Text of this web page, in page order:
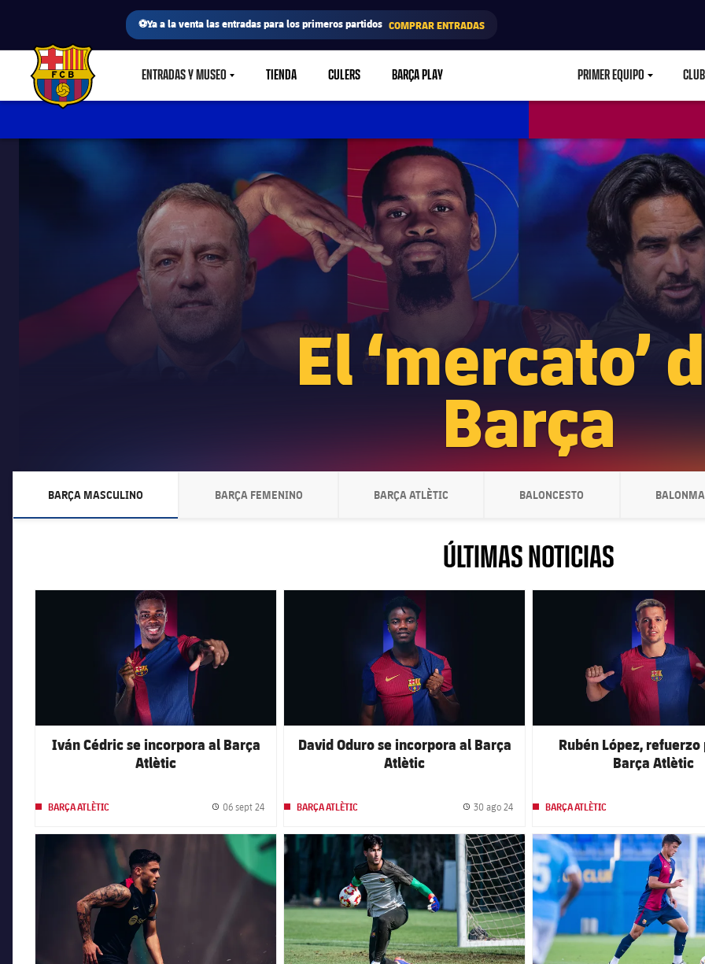
⚽Ya a la venta las entradas para los primeros partidos COMPRAR ENTRADAS
FC Barcelona club badge ENTRADAS Y MUSEOLABEL.SHARE.CARETDOWN
TIENDA CULERS BARÇA PLAY PRIMER EQUIPO CLUB
El ‘mercato’
Barça
BARÇA MASCULINO
LABEL.ARIA.CHEVRONRIGHT
BARÇA FEMENINO
LABEL.ARIA.CHEVRONRIGHT
BARÇA ATLÈTIC
LABEL.ARIA.CHEVRONRIGHT
BALONCESTO
LABEL.ARIA.CHEVRONRIGHT
ÚLTIMAS NOTICIAS
FC Barcelona club badge
Iván Cédric se incorpora al Barça
Atlètic
BARÇA ATLÈTIC Fecha de publicación
06 sept 24
David Oduro se incorpora al Barça
Atlètic
BARÇA ATLÈTIC Fecha de publicación
30 ago 24
FC Barcelona club badge
Rubén López,
Barça Atlètic
BARÇA ATLÈTIC
FC Barcelona club badge FC Barcelona club badge FC Barcelona club badge